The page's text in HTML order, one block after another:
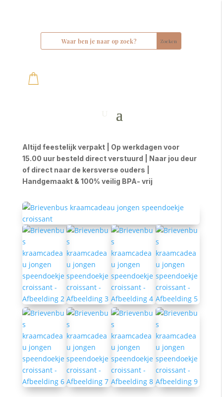
Altijd feestelijk verpakt | Op werkdagen voor
15.00 uur besteld direct verstuurd | Naar jou deur
of direct naar de kersverse ouders |
Handgemaakt & 100% veilig BPA- vrij